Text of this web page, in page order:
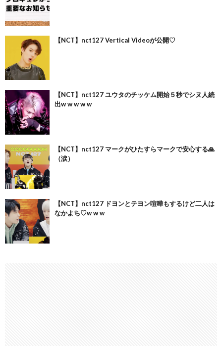
【NCT】nct127 Vertical Videoが公開♡
【NCT】nct127 ユウタのチッケム開始５秒でシヌ人続
出w w w w w
【NCT】nct127 マークがひたすらマークで安心する🙏
（涙）
【NCT】nct127 ドヨンとテヨン喧嘩もするけど二人は
なかよち♡w w w